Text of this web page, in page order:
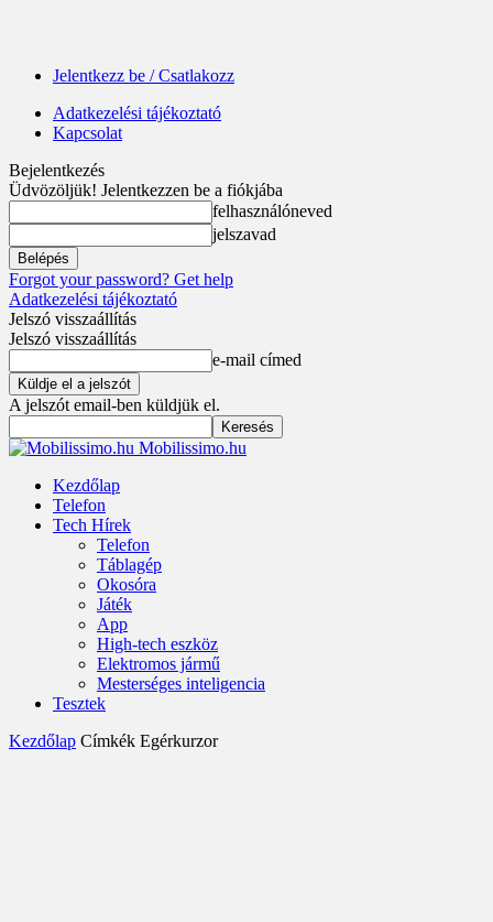
Jelentkezz be / Csatlakozz
Adatkezelési tájékoztató
Kapcsolat
Bejelentkezés
Üdvözöljük! Jelentkezzen be a fiókjába
felhasználóneved
jelszavad
Forgot your password? Get help
Adatkezelési tájékoztató
Jelszó visszaállítás
Jelszó visszaállítás
e-mail címed
A jelszót email-ben küldjük el.
Mobilissimo.hu
Kezdőlap
Telefon
Tech Hírek
Telefon
Táblagép
Okosóra
Játék
App
High-tech eszköz
Elektromos jármű
Mesterséges inteligencia
Tesztek
Kezdőlap Címkék Egérkurzor